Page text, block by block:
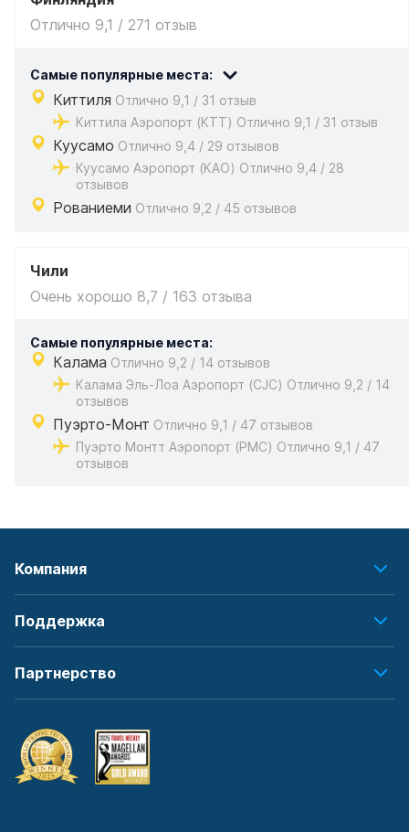
Отлично 9,1 / 271 отзыв
Самые популярные места:
Киттиля Отлично 9,1 / 31 отзыв
Киттила Аэропорт (KTT) Отлично 9,1 / 31 отзыв
Куусамо Отлично 9,4 / 29 отзывов
Куусамо Аэропорт (KAO) Отлично 9,4 / 28
отзывов
Рованиеми Отлично 9,2 / 45 отзывов
Чили
Очень хорошо 8,7 / 163 отзыва
Самые популярные места:
Калама Отлично 9,2 / 14 отзывов
Калама Эль-Лоа Аэропорт (CJC) Отлично 9,2 / 14
отзывов
Пуэрто-Монт Отлично 9,1 / 47 отзывов
Пуэрто Монтт Аэропорт (PMC) Отлично 9,1 / 47
отзывов
Компания
Поддержка
Партнерство